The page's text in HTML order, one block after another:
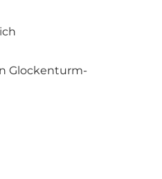
Glockenturm-